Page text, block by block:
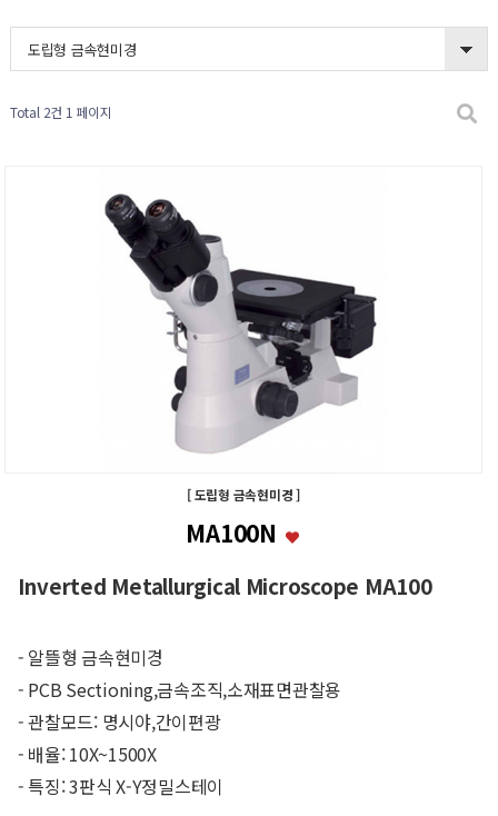
도립형 금속현미경
Total 2건 1 페이지
[ 도립형 금속현미경 ]
MA100N
Inverted Metallurgical Microscope MA100
- 알뜰형 금속현미경
- PCB Sectioning,금속조직,소재표면관찰용
- 관찰모드: 명시야,간이편광
- 배율: 10X~1500X
- 특징: 3판식 X-Y정밀스테이